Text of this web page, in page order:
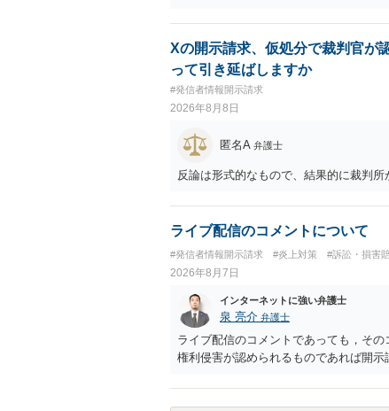
Xの開示請求、仮処分で裁判官が
って引き延ばしますか
#発信者情報開示請求
2026年8月8日
匿名A 弁護士
反論は形式的なもので、結果的に裁判
ライブ配信のコメントについて
#発信者情報開示請求 #炎上対策 #訴訟・損害
2026年8月7日
インターネットに強い弁護士
泉 亮介 弁護士
ライブ配信のコメントであっても，そ
権利侵害が認められるものであれば開示